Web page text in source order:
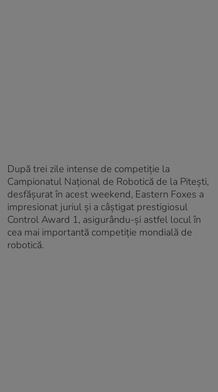
După trei zile intense de competiție la
Campionatul Național de Robotică de la Pitești,
desfășurat în acest weekend, Eastern Foxes a
impresionat juriul și a câștigat prestigiosul
Control Award 1, asigurându-și astfel locul în
cea mai importantă competiție mondială de
robotică.